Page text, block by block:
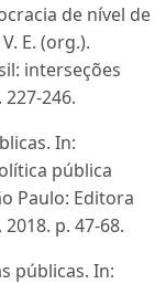
de nível de
E. (org.).
interseções
246.
In:
pública
Paulo: Editora
p. 47-68.
públicas. In: